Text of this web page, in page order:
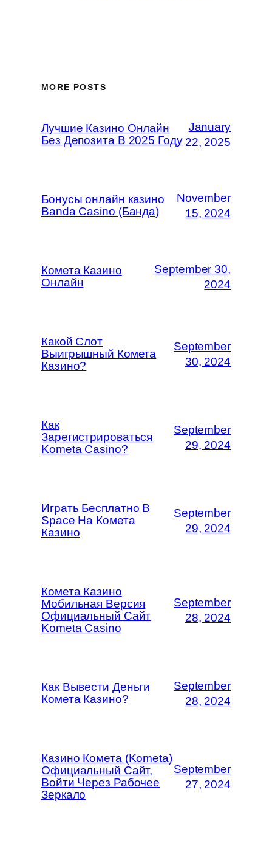
MORE POSTS
Лучшие Казино Онлайн
Без Депозита В 2025 Году
January
22, 2025
Бонусы онлайн казино
Banda Casino (Банда)
November
15, 2024
Комета Казино
Онлайн
September 30,
2024
Какой Слот
Выигрышный Комета
Казино?
September
30, 2024
Как
Зарегистрироваться
Kometa Casino?
September
29, 2024
Играть Бесплатно В
Space На Комета
Казино
September
29, 2024
Комета Казино
Мобильная Версия
Официальный Сайт
Kometa Casino
September
28, 2024
Как Вывести Деньги
Комета Казино?
September
28, 2024
Казино Комета (Kometa)
Официальный Сайт,
Войти Через Рабочее
Зеркало
September
27, 2024